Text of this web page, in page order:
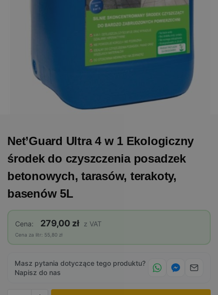
Net’Guard Ultra 4 w 1 Ekologiczny
środek do czyszczenia posadzek
betonowych, tarasów, terakoty,
basenów 5L
Cena: 279,00 zł z VAT
Cena za litr: 55,80 zł
Masz pytania dotyczące tego produktu?
Napisz do nas